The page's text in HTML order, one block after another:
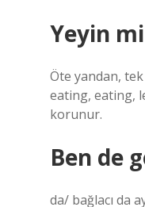
Yeyin
Öte yandan, tek
eating, eating,
korunur.
Ben de
da/ bağlacı da